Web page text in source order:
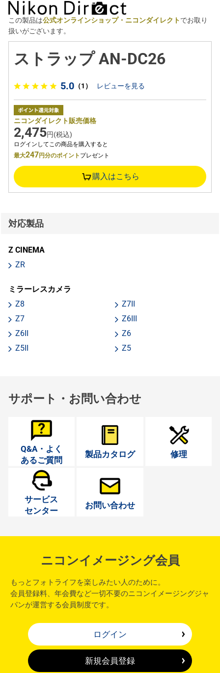
この製品は公式オンラインショップ・ニコンダイレクトでお取り
扱いがございます。
ストラップ AN-DC26
5.0（1） レビューを見る
ニコンダイレクト販売価格
2,475円(税込)
ログインしてこの商品を購入すると
最大247円分のポイント プレゼント
購入はこちら
対応製品
Z CINEMA
ZR
ミラーレスカメラ
Z8
Z7II
Z7
Z6III
Z6II
Z6
Z5II
Z5
サポート・お問い合わせ
Q&A・よく
あるご質問
製品カタログ 修理
サービス
センター
お問い合わせ
ニコンイメージング会員
もっとフォトライフを楽しみたい人のために。
会員登録料、年会費など一切不要のニコンイメージングジャ
パンが運営する会員制度です。
ログイン
新規会員登録